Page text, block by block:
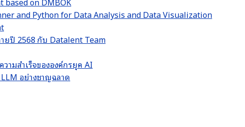
and Python for Data Analysis and Data Visualization
ยปี 2568 กับ Datalent Team
ามสำเร็จขององค์กรยุค AI
อย่างชาญฉลาด